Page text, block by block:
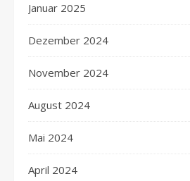
Januar 2025
Dezember 2024
November 2024
August 2024
Mai 2024
April 2024